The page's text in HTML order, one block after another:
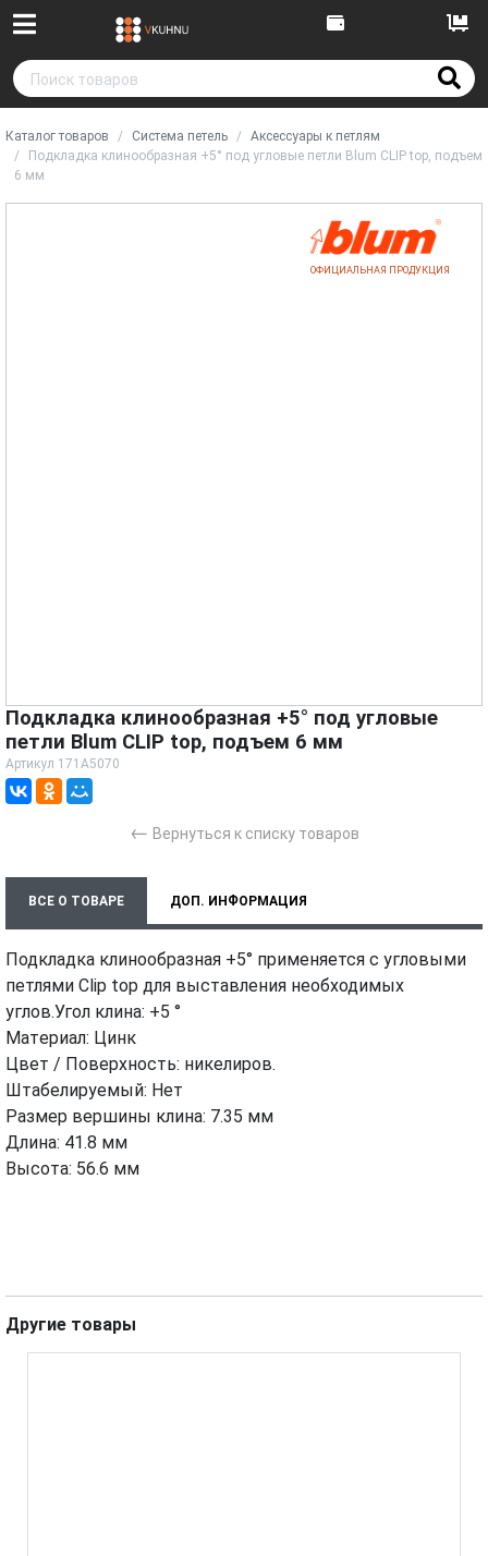
Каталог товаров Система петель
Аксессуары к петлям
Подкладка клинообразная +5° под угловые петли Blum CLIP top, подъем
6 мм
ОФИЦИАЛЬНАЯ ПРОДУКЦИЯ
Подкладка клинообразная +5° под угловые
петли Blum CLIP top, подъем 6 мм
Артикул 171A5070
← Вернуться к списку товаров
ВСЕ О ТОВАРЕ ДОП. ИНФОРМАЦИЯ
МОНТАЖ И УСТАНОВКА ВИДЕО
Подкладка клинообразная +5° применяется с угловыми
петлями Clip top для выставления необходимых
углов.Угол клина: +5 °
Maтeриaл: Цинк
Цвет / Поверхность: никелиров.
Штабелируемый: Нет
Размер вершины клина: 7.35 мм
Длина: 41.8 мм
Высoтa: 56.6 мм
Другие товары